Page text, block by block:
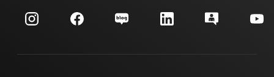
투자 관계
고객 지원 센터
주문 FAQ